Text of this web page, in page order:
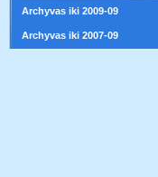
Archyvas iki 2009-09
Archyvas iki 2007-09